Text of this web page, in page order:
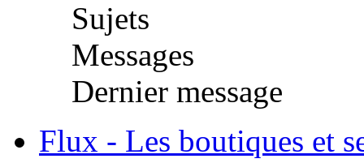
Sujets
Messages
Dernier message
Flux - Les boutiques et